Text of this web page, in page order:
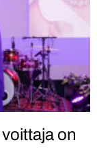
on